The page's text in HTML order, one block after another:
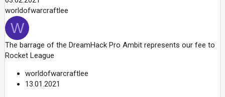
worldofwarcraftlee
W
The barrage of the DreamHack Pro Ambit represents our fee to
Rocket League
worldofwarcraftlee
13.01.2021